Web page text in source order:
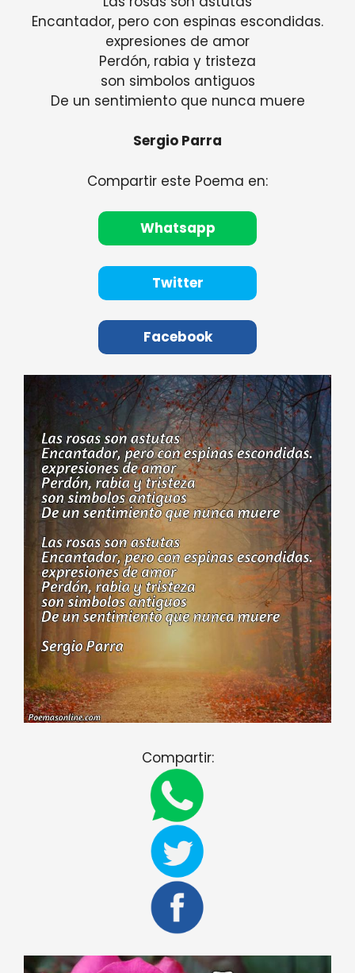
Encantador, pero con espinas escondidas.
expresiones de amor
Perdón, rabia y tristeza
son simbolos antiguos
De un sentimiento que nunca muere
Sergio Parra
Compartir este Poema en:
Whatsapp
Twitter
Facebook
Compartir: